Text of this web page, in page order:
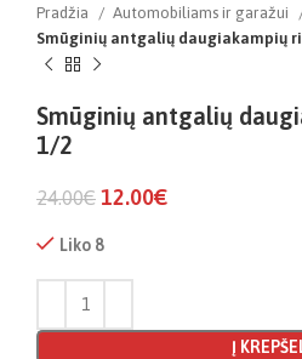
Pradžia Automobiliams ir garažui
Smūginių antgalių daugiakampių
Smūginių antgalių
1/2
24.00€ 12.00€
Liko 8
Į